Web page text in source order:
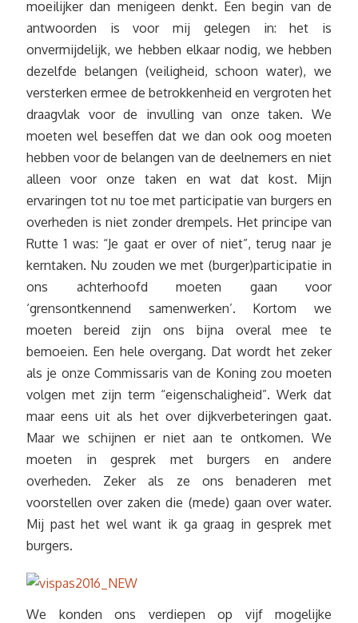
moeilijker dan menigeen denkt. Een begin van de
antwoorden is voor mij gelegen in: het is
onvermijdelijk, we hebben elkaar nodig, we hebben
dezelfde belangen (veiligheid, schoon water), we
versterken ermee de betrokkenheid en vergroten het
draagvlak voor de invulling van onze taken. We
moeten wel beseffen dat we dan ook oog moeten
hebben voor de belangen van de deelnemers en niet
alleen voor onze taken en wat dat kost. Mijn
ervaringen tot nu toe met participatie van burgers en
overheden is niet zonder drempels. Het principe van
Rutte 1 was: “Je gaat er over of niet”, terug naar je
kerntaken. Nu zouden we met (burger)participatie in
ons achterhoofd moeten gaan voor
‘grensontkennend samenwerken’. Kortom we
moeten bereid zijn ons bijna overal mee te
bemoeien. Een hele overgang. Dat wordt het zeker
als je onze Commissaris van de Koning zou moeten
volgen met zijn term “eigenschaligheid”. Werk dat
maar eens uit als het over dijkverbeteringen gaat.
Maar we schijnen er niet aan te ontkomen. We
moeten in gesprek met burgers en andere
overheden. Zeker als ze ons benaderen met
voorstellen over zaken die (mede) gaan over water.
Mij past het wel want ik ga graag in gesprek met
burgers.
We konden ons verdiepen op vijf mogelijke